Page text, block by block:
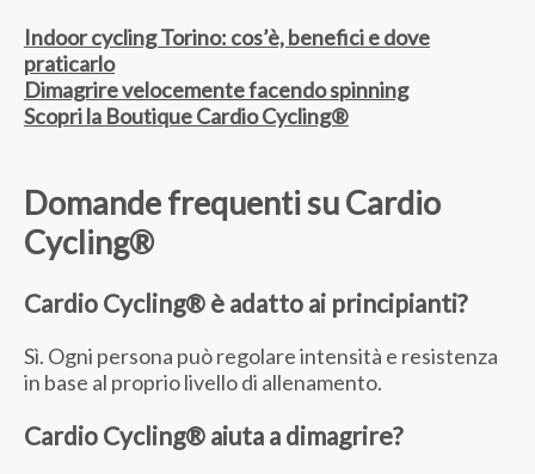
Indoor cycling Torino: cos’è, benefici e dove
praticarlo
Dimagrire velocemente facendo spinning
Scopri la Boutique Cardio Cycling®
Domande frequenti su Cardio
Cycling®
Cardio Cycling® è adatto ai principianti?
Sì. Ogni persona può regolare intensità e resistenza
in base al proprio livello di allenamento.
Cardio Cycling® aiuta a dimagrire?